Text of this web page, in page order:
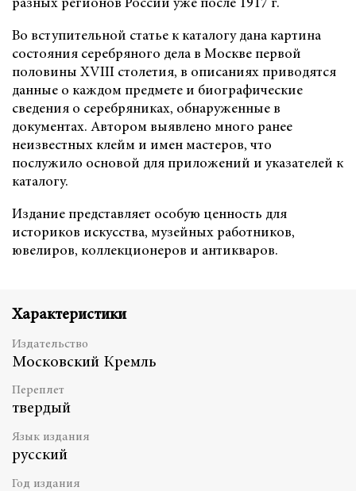
разных регионов России уже после 1917 г.
Во вступительной статье к каталогу дана картина
состояния серебряного дела в Москве первой
половины XVIII столетия, в описаниях приводятся
данные о каждом предмете и биографические
сведения о серебряниках, обнаруженные в
документах. Автором выявлено много ранее
неизвестных клейм и имен мастеров, что
послужило основой для приложений и указателей к
каталогу.
Издание представляет особую ценность для
историков искусства, музейных работников,
ювелиров, коллекционеров и антикваров.
Характеристики
Издательство
Московский Кремль
Переплет
твердый
Язык издания
русский
Год издания